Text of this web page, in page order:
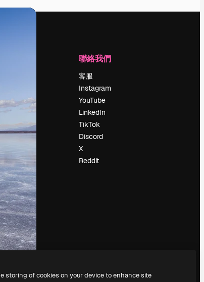
評論
工作機會
搜索趨勢
博客
Slidesgo
出售內容
新聞室
正在尋找
magnific.ai
聯絡我們
客服
Instagram
YouTube
LinkedIn
TikTok
Discord
X
Reddit
storing of cookies on your device to enhance site